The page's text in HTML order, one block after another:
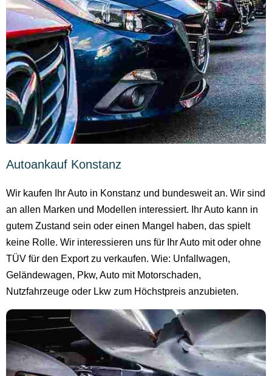
Autoankauf Konstanz
Wir kaufen Ihr Auto in Konstanz und bundesweit an. Wir sind
an allen Marken und Modellen interessiert. Ihr Auto kann in
gutem Zustand sein oder einen Mangel haben, das spielt
keine Rolle. Wir interessieren uns für Ihr Auto mit oder ohne
TÜV für den Export zu verkaufen. Wie: Unfallwagen,
Geländewagen, Pkw, Auto mit Motorschaden,
Nutzfahrzeuge oder Lkw zum Höchstpreis anzubieten.